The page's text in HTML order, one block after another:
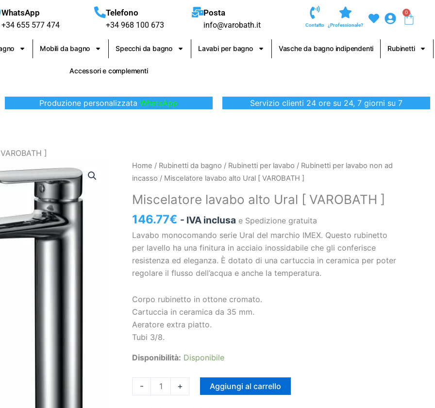
WhatsApp
+34 655 577 474
Telefono
+34 968 100 673
Posta
info@varobath.it Contatto ¿Professionale?
0
Mobili da bagno Specchi da bagno Lavabi per bagno Vasche da bagno indipendenti Rubinetti
Accessori e complementi
Produzione personalizzataWhatsApp Servizio clienti 24 ore su 24, 7 giorni su 7
]
Home / Rubinetti da bagno / Rubinetti per lavabo / Rubinetti per lavabo non ad
incasso / Miscelatore lavabo alto Ural [ VAROBATH ]
Miscelatore lavabo alto Ural [ VAROBATH ]
146.77€ - IVA inclusa e Spedizione gratuita
Lavabo monocomando serie Ural del marchio IMEX. Questo rubinetto
per lavello ha una finitura in acciaio inossidabile che gli conferisce
resistenza ed eleganza. È dotato di una cartuccia in ceramica per poter
regolare il flusso dell’acqua e anche la temperatura.
Corpo rubinetto in ottone cromato.
Cartuccia in ceramica da 35 mm.
Aeratore extra piatto.
Tubi 3/8.
Disponibilità: Disponibile
-
Miscelatore
lavabo
Ural
[
]
quantità
+ Aggiungi al carrello